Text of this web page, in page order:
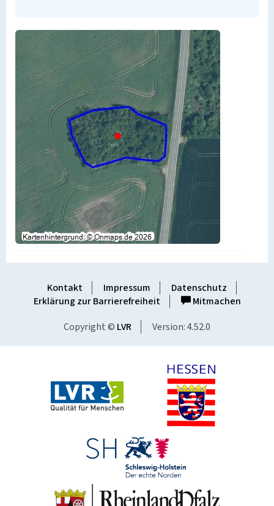
Kontakt Impressum
Datenschutz
Erklärung zur Barrierefreiheit
Mitmachen
Copyright © LVR Version: 4.52.0